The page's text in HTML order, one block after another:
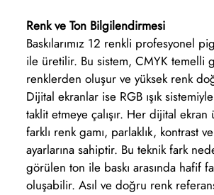
Renk ve Ton Bilgilendirmesi
Baskılarımız 12 renkli profesyonel
ile üretilir. Bu sistem, CMYK temelli
renklerden oluşur ve yüksek renk
Dijital ekranlar ise RGB ışık
taklit etmeye çalışır. Her dijital
farklı renk gamı, parlaklık, kontrast
ayarlarına sahiptir. Bu teknik fark
görülen ton ile baskı arasında hafif
oluşabilir. Asıl ve doğru renk